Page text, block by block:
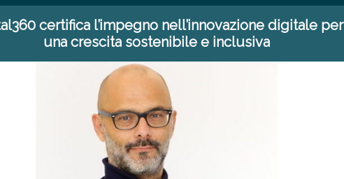
certifica l’impegno nell’innovazione digitale per
una crescita sostenibile e inclusiva